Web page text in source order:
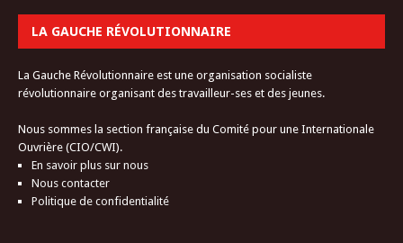
LA GAUCHE RÉVOLUTIONNAIRE
La Gauche Révolutionnaire est une organisation socialiste
révolutionnaire organisant des travailleur-ses et des jeunes.
Nous sommes la section française du Comité pour une Internationale
Ouvrière (CIO/CWI).
En savoir plus sur nous
Nous contacter
Politique de confidentialité